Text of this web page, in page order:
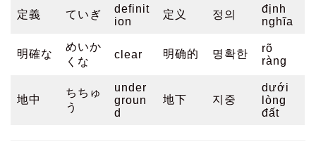
定義 ていぎ
definit
ion
定义 정의
định
nghĩa
明確な
めいか
くな
clear 明确的 명확한
rõ
ràng
地中
ちちゅ
う
under
groun
d
地下 지중
dưới
lòng
đất